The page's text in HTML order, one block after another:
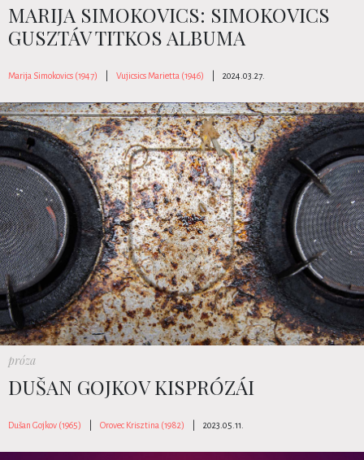
MARIJA SIMOKOVICS: SIMOKOVICS
GUSZTÁV TITKOS ALBUMA
Marija Simokovics (1947) Vujicsics Marietta (1946) 2024.03.27.
próza
DUŠAN GOJKOV KISPRÓZÁI
Dušan Gojkov (1965) Orovec Krisztina (1982) 2023.05.11.